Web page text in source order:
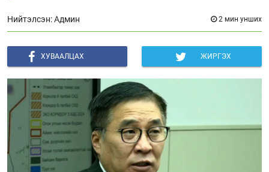
Нийтэлсэн: Админ 2 мин унших
ХУВААЛЦАХ ЖИРГЭХ